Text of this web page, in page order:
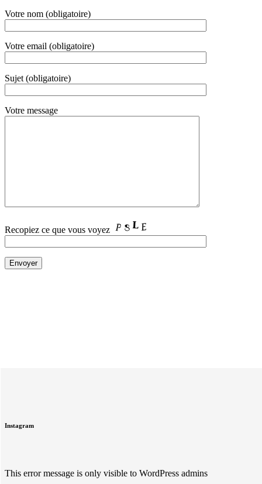
Votre nom (obligatoire)
Votre email (obligatoire)
Sujet (obligatoire)
Votre message
Recopiez ce que vous voyez
Instagram
This error message is only visible to WordPress admins